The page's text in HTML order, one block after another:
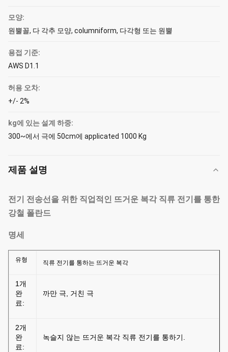
모양:
원뿔꼴, 다 각추 모양, columniform, 다각형 또는 원뿔
용접 기준:
AWS D1.1
허용 오차:
+/- 2%
kg에 있는 설계 하중:
300~에서 극에 50cm에 applicated 1000 Kg
제품 설명
전기 전송선을 위한 직업적인 뜨거운 복각 직류 전기를 통한
강철 폴란드
명세
유형 직류 전기를 통하는 뜨거운 복각
1개
완
료:
까만 극, 거친 극
2개
완
료:
녹슬지 않는 뜨거운 복각 직류 전기를 통하기.